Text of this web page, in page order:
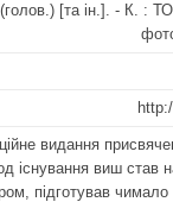
[та ін.]. - К. :
видання
існування виш став
підготував чимало